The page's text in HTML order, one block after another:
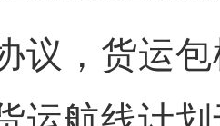
，货运包